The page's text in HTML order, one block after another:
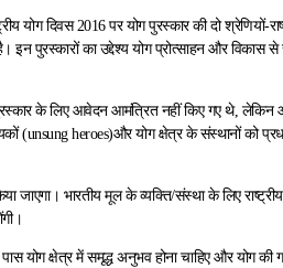
योग दिवस 2016 पर योग पुरस्‍कार की दो श्रेणियों-
है। इन पुरस्‍कारों का उद्देश्‍य योग प्रोत्‍साहन और
के लिए आवेदन आमंत्रित नहीं किए गए थे, लेकिन
(unsung heroes)और योग क्षेत्र के संस्‍थानों को
जाएगा। भारतीय मूल के व्‍यक्ति/संस्‍था के लिए
योग क्षेत्र में समृद्ध अनुभव होना चाहिए और योग की